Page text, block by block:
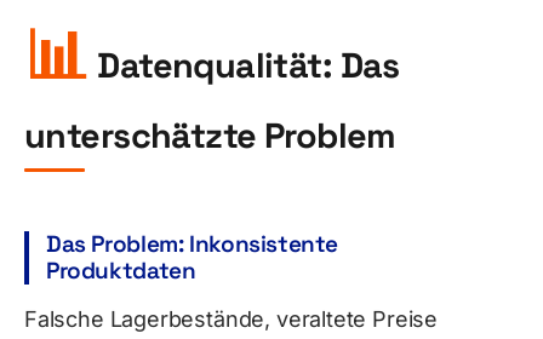
📊 Datenqualität: Das
unterschätzte Problem
Das Problem: Inkonsistente
Produktdaten
Falsche Lagerbestände, veraltete Preise